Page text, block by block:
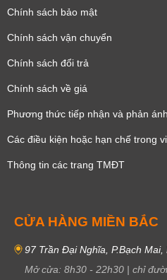
Chính sách bảo mật
Chính sách vận chuyển
Chính sách đổi trả
Chính sách về giá
Phương thức tiếp nhận và phản
Các điều kiện hoặc hạn chế trong
Thông tin các trang TMĐT
CỬA HÀNG MIỀN BẮC
97 Trần Đại Nghĩa, P.Bạch Mai,
Mở cửa: 8h30 - 22h30 | chỉ